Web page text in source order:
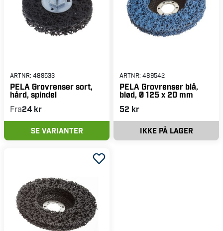
ARTNR: 489533
PELA Grovrenser sort,
hård, spindel
Fra24 kr
SE VARIANTER
ARTNR: 489542
PELA Grovrenser blå,
blød, Ø 125 x 20 mm
52 kr
IKKE PÅ LAGER